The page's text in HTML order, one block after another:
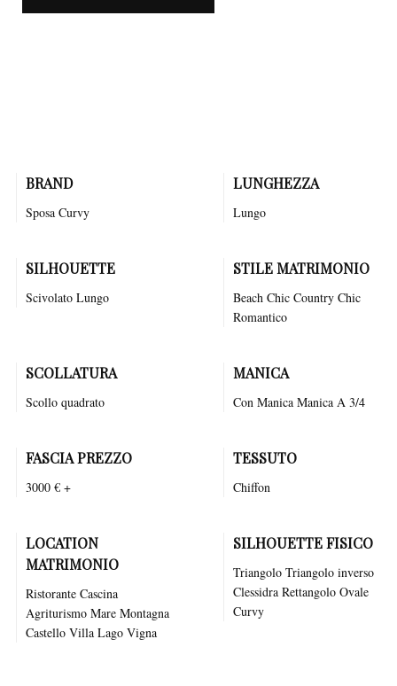
BRAND
Sposa Curvy
LUNGHEZZA
Lungo
SILHOUETTE
Scivolato Lungo
STILE MATRIMONIO
Beach Chic Country Chic
Romantico
SCOLLATURA
Scollo quadrato
MANICA
Con Manica Manica A 3/4
FASCIA PREZZO
3000 € +
TESSUTO
Chiffon
LOCATION
MATRIMONIO
Ristorante Cascina
Agriturismo Mare Montagna
Castello Villa Lago Vigna
SILHOUETTE FISICO
Triangolo Triangolo inverso
Clessidra Rettangolo Ovale
Curvy